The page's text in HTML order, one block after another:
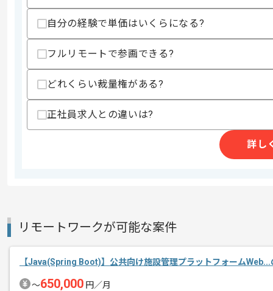
精算・お支払い
その他募集要項
商談回数
募集人数
10人
作業開始日
自分の経験で単価はいくらになる?
フルリモートで参画できる?
どれくらい裁量権がある?
正社員求人との違いは?
詳し
リモートワークが可能な案件
【Java(Spring Boot)】公共向け施設管理プラットフォーム
〜650,000 円／月